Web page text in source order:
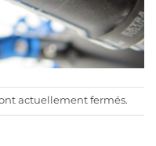
actuellement fermés.